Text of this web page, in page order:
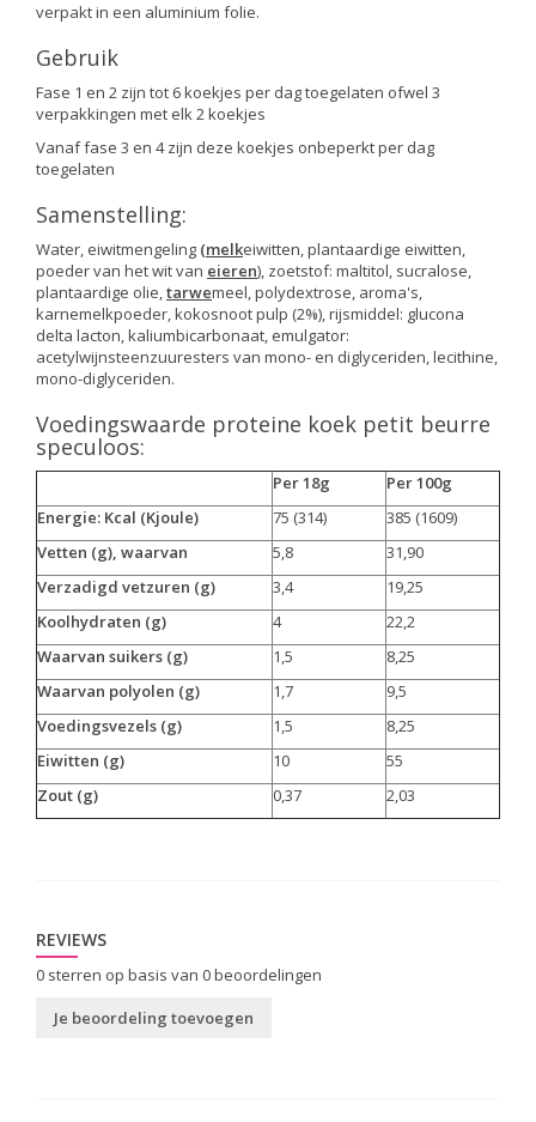
verpakt in een aluminium folie.
Gebruik
Fase 1 en 2 zijn tot 6 koekjes per dag toegelaten ofwel 3
verpakkingen met elk 2 koekjes
Vanaf fase 3 en 4 zijn deze koekjes onbeperkt per dag
toegelaten
Samenstelling:
Water, eiwitmengeling (melkeiwitten, plantaardige eiwitten,
poeder van het wit van eieren), zoetstof: maltitol, sucralose,
plantaardige olie,tarwemeel, polydextrose, aroma's,
karnemelkpoeder, kokosnoot pulp (2%), rijsmiddel: glucona
delta lacton, kaliumbicarbonaat, emulgator:
acetylwijnsteenzuuresters van mono- en diglyceriden, lecithine,
mono-diglyceriden.
Voedingswaarde proteine koek petit beurre
speculoos:
Per 18g
Per 100g
Energie: Kcal (Kjoule)
75 (314)
385 (1609)
Vetten (g), waarvan
5,8
31,90
Verzadigd vetzuren (g)
3,4
19,25
Koolhydraten (g)
4
22,2
Waarvan suikers (g)
1,5
8,25
Waarvan polyolen (g)
1,7
9,5
Voedingsvezels (g)
1,5
8,25
Eiwitten (g)
10
55
Zout (g)
0,37 2,03
REVIEWS
0 sterren op basis van 0beoordelingen
Je beoordeling toevoegen